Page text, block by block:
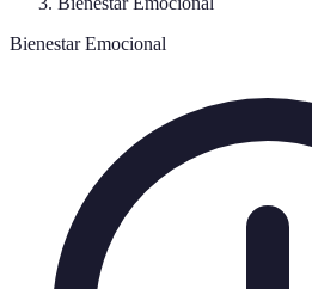
Bienestar Emocional